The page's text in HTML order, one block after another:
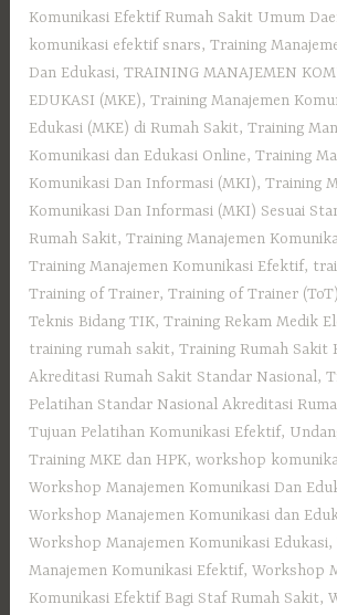
Komunikasi Efektif Rumah Sakit Umum
komunikasi efektif snars,Training
Dan Edukasi,TRAINING MANAJEMEN
EDUKASI (MKE),Training Manajemen
Edukasi (MKE) di Rumah Sakit,Training
Komunikasi dan Edukasi Online,Training
Komunikasi Dan Informasi (MKI),Training
Komunikasi Dan Informasi (MKI) Sesuai
Rumah Sakit,Training Manajemen
Training Manajemen Komunikasi Efektif,
Training of Trainer,Training of Trainer
Teknis Bidang TIK,Training Rekam Medik
training rumah sakit,Training Rumah Sakit
Akreditasi Rumah Sakit Standar Nasional,
Pelatihan Standar Nasional Akreditasi
Tujuan Pelatihan Komunikasi Efektif,
Training MKE dan HPK,workshop
Workshop Manajemen Komunikasi Dan
Workshop Manajemen Komunikasi dan
Workshop Manajemen Komunikasi Edukasi,
Manajemen Komunikasi Efektif,Workshop
Komunikasi Efektif Bagi Staf Rumah Sakit,